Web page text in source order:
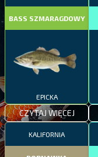
BASS SZMARAGDOWY
EPICKA
CZYTAJ WIĘCEJ
KALIFORNIA